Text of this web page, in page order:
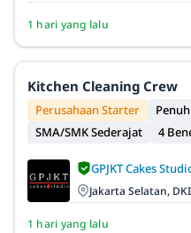
1 hari yang lalu
Kitchen Cleaning Crew
Perusahaan Starter
SMA/SMK Sederajat
4
GPJKT Cakes
Jakarta Selatan,
1 hari yang lalu